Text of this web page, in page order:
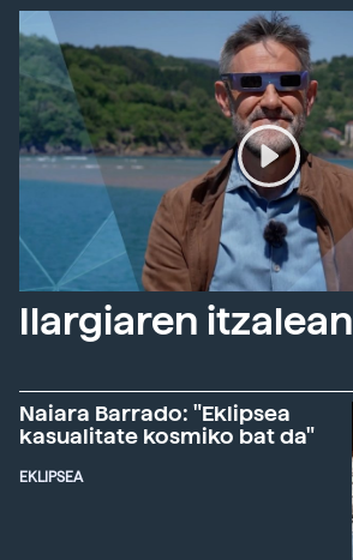
Ilargiaren itzalean
Naiara Barrado: "Eklipsea
kasualitate kosmiko bat da"
EKLIPSEA